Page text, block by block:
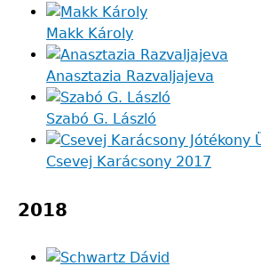
Makk Károly
Anasztazia Razvaljajeva
Szabó G. László
Csevej Karácsony 2017
2018